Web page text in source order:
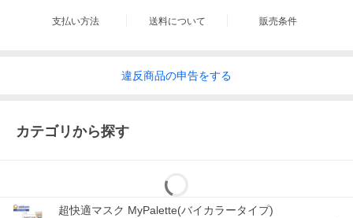
バリア性と通気性を両立した高性能フィルタと口元の空間によ
り、ピッタリフィットするのに呼吸が楽にできます。しゃべりや
すく、口紅うつりの心配もありません。
支払い方法 送料について 販売条件
違反商品の申告をする
カテゴリから探す
超快適マスク MyPalette(バイカラータイプ)